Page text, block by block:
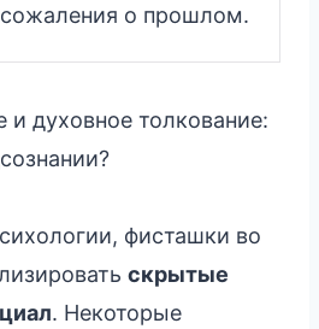
о прошлом.
и духовное толкование:
фисташки во
скрытые
. Некоторые